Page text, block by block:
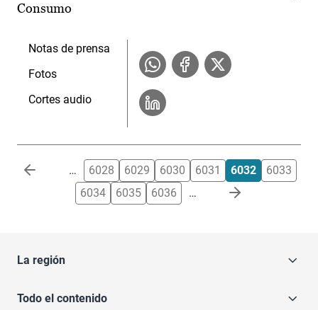
Consumo
Notas de prensa
Fotos
Cortes audio
Paginación … 6028 6029 6030 6031 6032
6033
6034
6035 6036 …
La región
Todo el contenido